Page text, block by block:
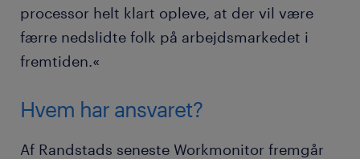
processor helt klart opleve, at der vil være
færre nedslidte folk på arbejdsmarkedet i
fremtiden.«
Hvem har ansvaret?
Af Randstads seneste Workmonitor fremgår